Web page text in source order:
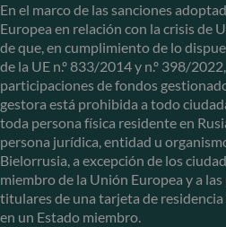
En el marco de las sanciones
Europea en relación con la crisis de
de que, en cumplimiento de lo
de la UE n.º 833/2014 y n.º 398/
participaciones de fondos
gestora está prohibida a todo
toda persona física residente en
persona jurídica, entidad u
Bielorrusia, a excepción de los
miembro de la Unión Europea y a
titulares de una tarjeta de
en un Estado miembro.